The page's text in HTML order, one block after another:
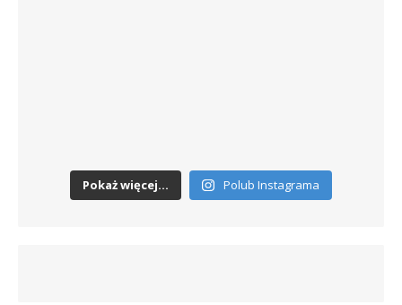
Pokaż więcej... Polub Instagrama